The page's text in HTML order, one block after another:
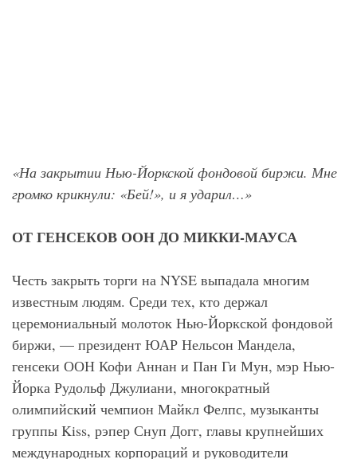
«На закрытии Нью-Йоркской фондовой биржи. Мне
громко крикнули: «Бей!», и я ударил…»
ОТ ГЕНСЕКОВ ООН ДО МИККИ-МАУСА
Честь закрыть торги на NYSE выпадала многим
известным людям. Среди тех, кто держал
церемониальный молоток Нью-Йоркской фондовой
биржи, — президент ЮАР Нельсон Мандела,
генсеки ООН Кофи Аннан и Пан Ги Мун, мэр Нью-
Йорка Рудольф Джулиани, многократный
олимпийский чемпион Майкл Фелпс, музыканты
группы Kiss, рэпер Снуп Догг, главы крупнейших
международных корпораций и руководители